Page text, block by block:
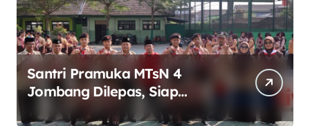
Santri Pramuka MTsN 4
Jombang Dilepas, Siap
Harumkan Nama Madrasah di